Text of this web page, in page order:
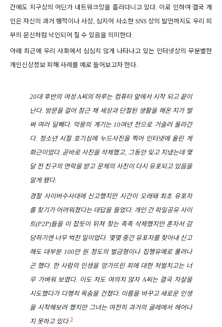
간에도 지구상의 어딘가 네트워크망을 흘러다니고 있다. 이로 인하여 결국 개
인은 자신의 과거 행적이나 사상, 심지어 사소한 SNS 상의 발언까지도 우리 피
부의 문신처럼 낙인되어 질 수 있음을 의미한다.
아래 최근에 우리 사회에서 심심치 않게 나타나고 있는 인터넷상의 무분별한
개인신상정보 피해 사례를 예로 들어보고자 한다.
20대 후반의 여성A씨의 하루는 컴퓨터 앞에서 시작 되고 끝이
난다. 방문을 걸어 잠근 채 세상과 단절된 생활을 해온 지가 벌
써 여러 달째다. 악몽의 계기는 10여년 전으로 거슬러 올라간
다. 청소년 시절 호기심에 누드사진을 찍어 인터넷에 올린 게
화근이었다. 곧바로 사진을 삭제했고, 그동안 잊고 지냈는데 몇
달 전 친구의 연락을 받고 문제의 사진이 다시 유포되고 있음을
알게 됐다.
경찰 사이버수사대에 신고했지만 시간이 오래돼 최초 유포자
를 찾기가 어려워졌다는 대답을 들었다. 개인 간 파일공유 사이
트(P2P)들을 이 잡듯이 뒤져 찾는 족족 삭제했지만 혼자서 감
당하기엔 너무 벅찬 일이었다. 몇몇 중간 유포자를 찾아내 신고
해도 대부분 100만 원 정도의 벌금형이나 집행유예로 풀려나
곤 했다. 한 사람의 인생을 망가뜨린 죄에 대한 처벌치고는 너
무 가벼워 보였다. 이도 저도 여의치 않자 A씨는 결국 자살을
시도했다가 다행히 목숨을 건졌다. 이름을 바꾸고 새로운 인생
을 시작해보려 했지만 그녀는 여전히 과거의 굴레에서 헤어나
지 못하고 있다.3